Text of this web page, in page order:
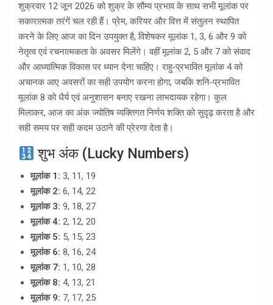
शुक्रवार 12 जून 2026 को शुक्र के सौम्य प्रभाव के साथ सभी मूलांक पर
सकारात्मक तरंगें चल रही हैं। प्रेम, करियर और वित्त में संतुलन स्थापित
करने के लिए आज का दिन उपयुक्त है, विशेषकर मूलांक 1, 3, 6 और 9 को
नेतृत्व एवं रचनात्मकता के अवसर मिलेंगे। वहीं मूलांक 2, 5 और 7 को संवाद
और आध्यात्मिक विकास पर ध्यान देना चाहिए। राहु‑प्रभावित मूलांक 4 को
अचानक आए अवसरों का सही उपयोग करना होगा, जबकि शनि‑प्रभावित
मूलांक 8 को धैर्य एवं अनुशासन बनाए रखना लाभदायक रहेगा। कुल
मिलाकर, आज का अंक ज्योतिष व्यक्तिगत निर्णय शक्ति को सुदृढ़ करता है और
सही समय पर सही कदम उठाने की प्रेरणा देता है।
शुभ अंक (Lucky Numbers)
मूलांक 1: 3, 11, 19
मूलांक 2: 6, 14, 22
मूलांक 3: 9, 18, 27
मूलांक 4: 2, 12, 20
मूलांक 5: 5, 15, 23
मूलांक 6: 8, 16, 24
मूलांक 7: 1, 10, 28
मूलांक 8: 4, 13, 21
मूलांक 9: 7, 17, 25